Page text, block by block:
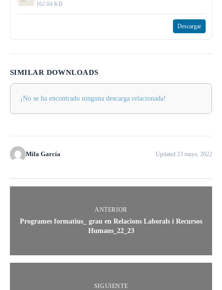
162.04 KB
Descargar
SIMILAR DOWNLOADS
¡No se ha encontrado ninguna descarga relacionada!
Mila García Updated 23 mayo, 2022
ANTERIOR
Programes formatius_ grau en Relacions Laborals i Recursos
Humans_22_23
SIGUIENTE